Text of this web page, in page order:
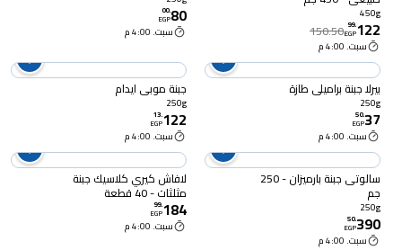
450g
122
.
99
EGP
150.50
سبت. 4:00 م
80
.
00
EGP
سبت. 4:00 م
بيرلا جبنة براميلي طازة
250g
37
.
50
EGP
سبت. 4:00 م
جبنة موبي ايدام
250g
122
.
13
EGP
سبت. 4:00 م
سالوتى جبنة بارميزان - 250
جم
250g
390
.
50
EGP
سبت. 4:00 م
لافاش كيري كلاسيك جبنة
مثلثات - 40 قطعة
184
.
99
EGP
سبت. 4:00 م